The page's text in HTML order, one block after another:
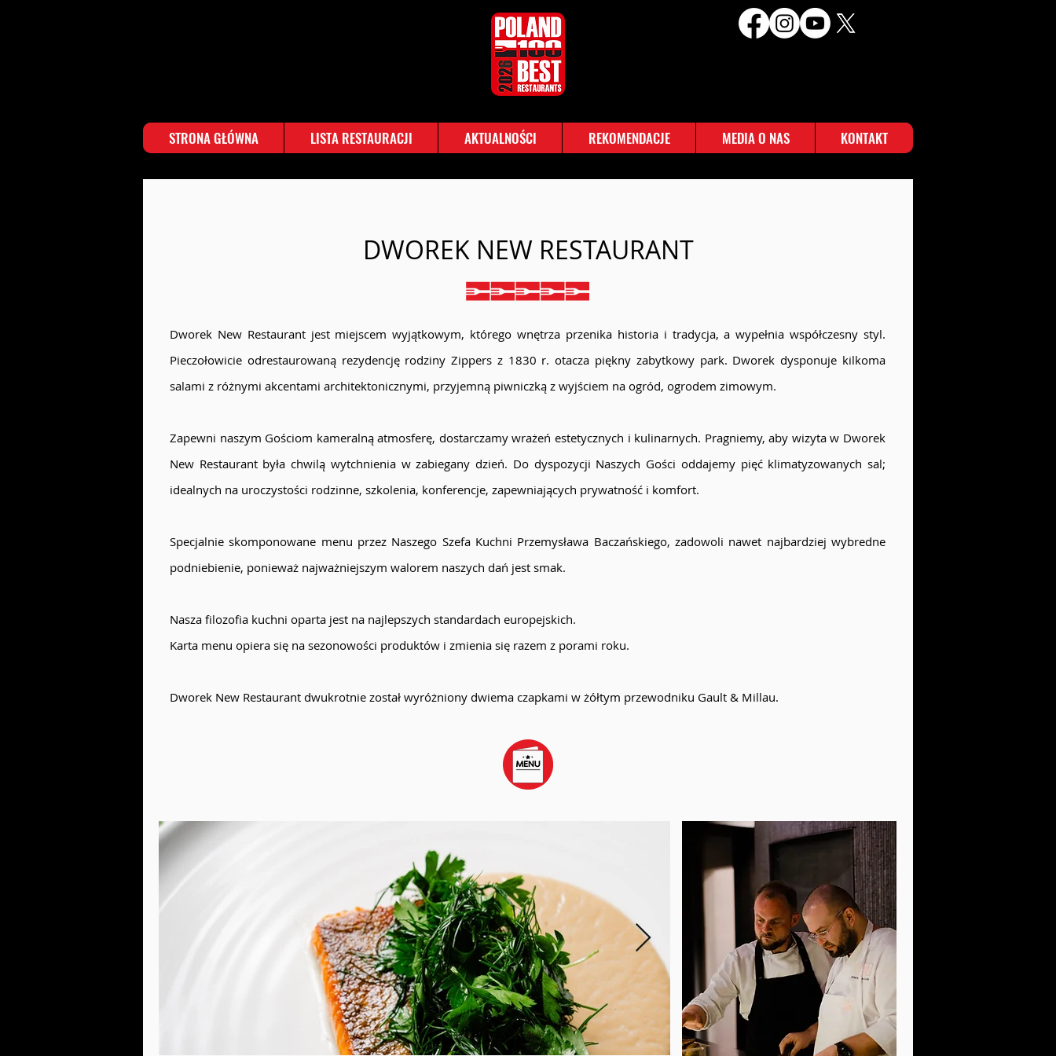
STRONA GŁÓWNA LISTA RESTAURACJI AKTUALNOŚCI REKOMENDACJE MEDIA O NAS KONTAKT
DWOREK NEW RESTAURANT
Dworek New Restaurant jest miejscem wyjątkowym, którego wnętrza przenika historia i tradycja, a wypełnia współczesny styl.
Pieczołowicie odrestaurowaną rezydencję rodziny Zippers z 1830 r. otacza piękny zabytkowy park. Dworek dysponuje kilkoma
salami z różnymi akcentami architektonicznymi, przyjemną piwniczką z wyjściem na ogród, ogrodem zimowym.
Zapewni naszym Gościom kameralną atmosferę, dostarczamy wrażeń estetycznych i kulinarnych. Pragniemy, aby wizyta w Dworek
New Restaurant była chwilą wytchnienia w zabiegany dzień. Do dyspozycji Naszych Gości oddajemy pięć klimatyzowanych sal;
idealnych na uroczystości rodzinne, szkolenia, konferencje, zapewniających prywatność i komfort.
Specjalnie skomponowane menu przez Naszego Szefa Kuchni Przemysława Baczańskiego, zadowoli nawet najbardziej wybredne
podniebienie, ponieważ najważniejszym walorem naszych dań jest smak.
Nasza filozofia kuchni oparta jest na najlepszych standardach europejskich.
Karta menu opiera się na sezonowości produktów i zmienia się razem z porami roku.
Dworek New Restaurant dwukrotnie został wyróżniony dwiema czapkami w żółtym przewodniku Gault & Millau.